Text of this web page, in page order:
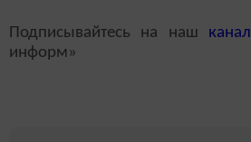
Подписывайтесь на наш канал
информ»